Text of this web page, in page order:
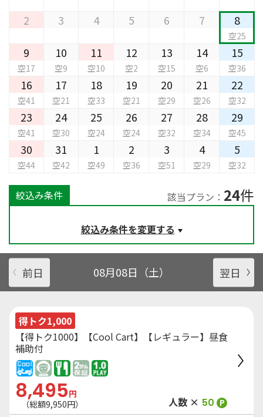
2 3 4 5 6 7 8
空25
9
空17
10
空9
11
空10
12
空2
13
空15
14
空6
15
空36
16
空41
17
空21
18
空33
19
空21
20
空29
21
空26
22
空32
23
空41
24
空30
25
空24
26
空24
27
空32
28
空34
29
空45
30
空44
31
空42
1
空49
2
空36
3
空51
4
空29
5
空32
絞込み条件 該当プラン： 24件
絞込み条件を変更する
前日 08月08日（土） 翌日
得トク1,000
【得トク1000】【Cool Cart】【レギュラー】昼食
補助付
8,495円
（総額9,950円） 人数 × 50 P